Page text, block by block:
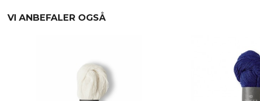
VI ANBEFALER OGSÅ